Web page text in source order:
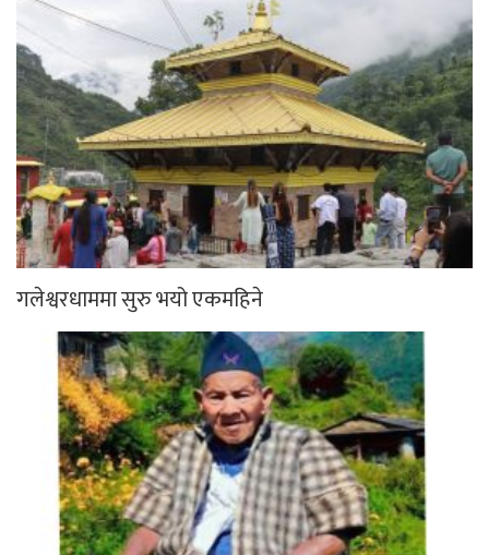
गलेश्वरधाममा सुरु भयो एकमहिने